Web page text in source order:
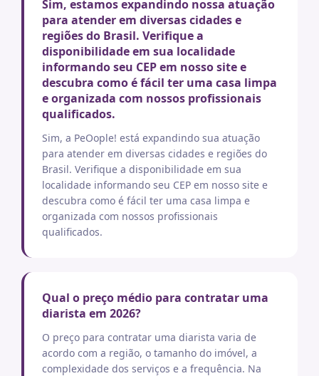
Sim, estamos expandindo nossa atuação
para atender em diversas cidades e
regiões do Brasil. Verifique a
disponibilidade em sua localidade
informando seu CEP em nosso site e
descubra como é fácil ter uma casa limpa
e organizada com nossos profissionais
qualificados.
Sim, a PeOople! está expandindo sua atuação
para atender em diversas cidades e regiões do
Brasil. Verifique a disponibilidade em sua
localidade informando seu CEP em nosso site e
descubra como é fácil ter uma casa limpa e
organizada com nossos profissionais
qualificados.
Qual o preço médio para contratar uma
diarista em 2026?
O preço para contratar uma diarista varia de
acordo com a região, o tamanho do imóvel, a
complexidade dos serviços e a frequência. Na